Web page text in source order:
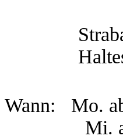
Straba-
Wann: Mo.
Mi.